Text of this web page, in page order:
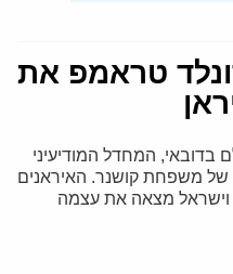
טראמפ את
המחדל המודיעיני
של משפחת קושנר. האיראנים
מצאה את עצמה